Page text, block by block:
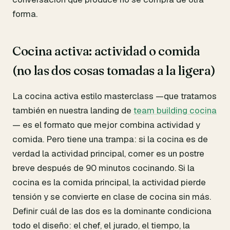
forma.
Cocina activa: actividad o comida
(no las dos cosas tomadas a la ligera)
La cocina activa estilo masterclass —que tratamos
también en nuestra landing de team building cocina
— es el formato que mejor combina actividad y
comida. Pero tiene una trampa: si la cocina es de
verdad la actividad principal, comer es un postre
breve después de 90 minutos cocinando. Si la
cocina es la comida principal, la actividad pierde
tensión y se convierte en clase de cocina sin más.
Definir cuál de las dos es la dominante condiciona
todo el diseño: el chef, el jurado, el tiempo, la